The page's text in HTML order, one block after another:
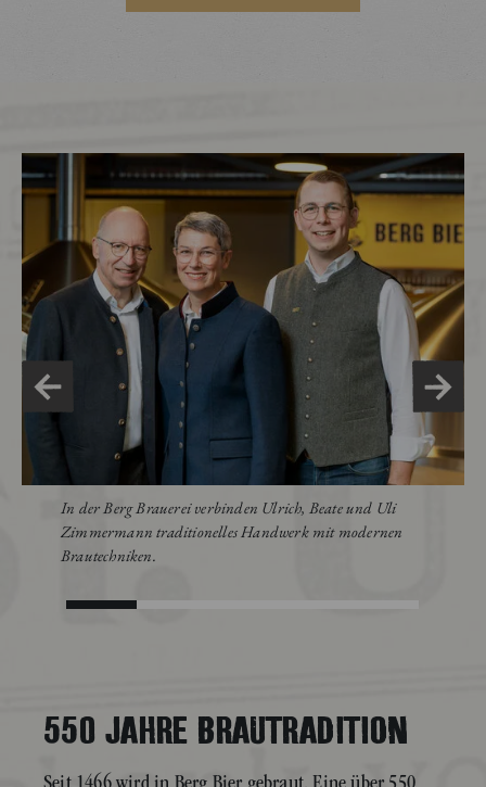
In der Berg Brauerei verbinden Ulrich, Beate und Uli
Zimmermann traditionelles Handwerk mit modernen
Brautechniken.
550 JAHRE BRAUTRADITION